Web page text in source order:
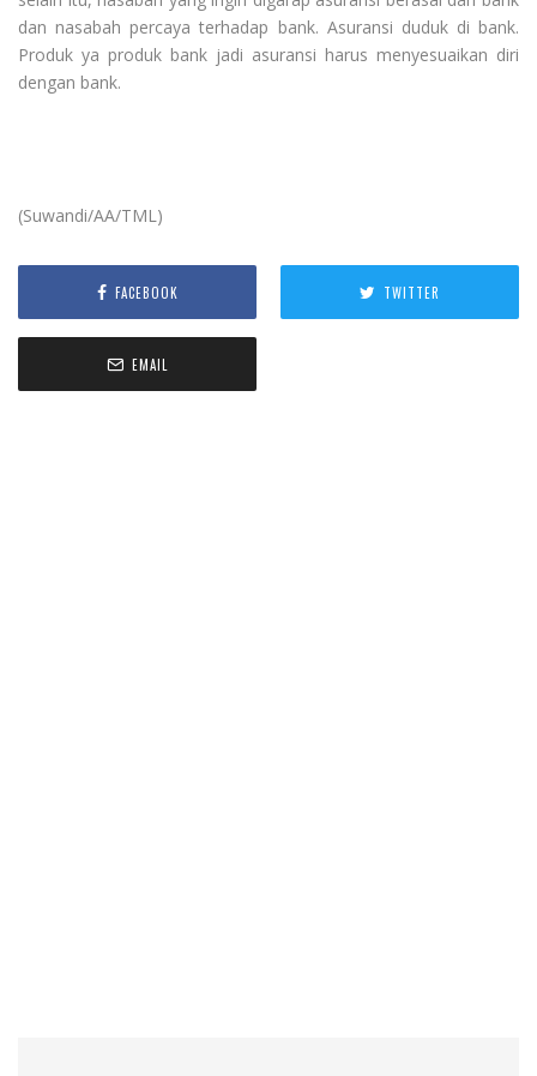
dan nasabah percaya terhadap bank. Asuransi duduk di bank.
Produk ya produk bank jadi asuransi harus menyesuaikan diri
dengan bank.
(Suwandi/AA/TML)
FACEBOOK TWITTER
EMAIL